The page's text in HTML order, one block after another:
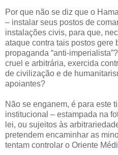
Por que não se diz que o
– instalar seus postos de
instalações civis, para que,
ataque contra tais postos gere
propaganda “anti-
cruel e arbitrária, exercida
de civilização e de
apoiantes?
Não se enganem, é para este
institucional – estampada na
lei, ou sujeitos às
pretendem encaminhar as
tentam controlar o Oriente